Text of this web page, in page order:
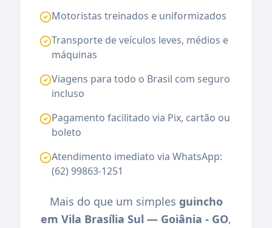
Motoristas treinados e uniformizados
Transporte de veículos leves, médios e
máquinas
Viagens para todo o Brasil com seguro
incluso
Pagamento facilitado via Pix, cartão ou
boleto
Atendimento imediato via WhatsApp:
(62) 99863-1251
Mais do que um simples guincho
em Vila Brasília Sul — Goiânia - GO,